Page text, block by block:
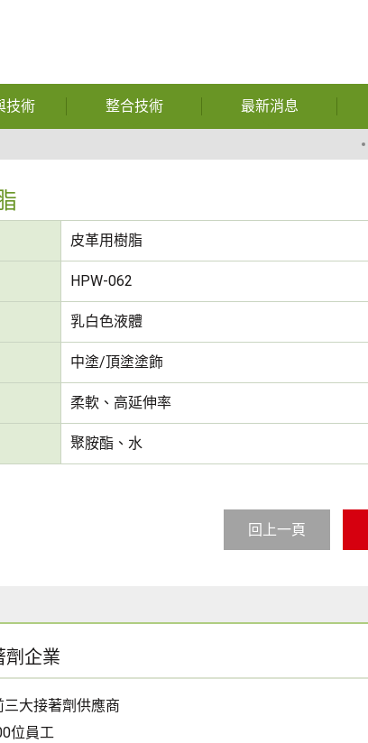
技術
熔膠
整合技術 最新消息
財務資訊
展覽訊息
問與答
皮革用樹脂
HPW-062
乳白色液體
中塗/頂塗塗飾
柔軟、高延伸率
聚胺酯、水
回上一頁
劑企業
大接著劑供應商
位員工